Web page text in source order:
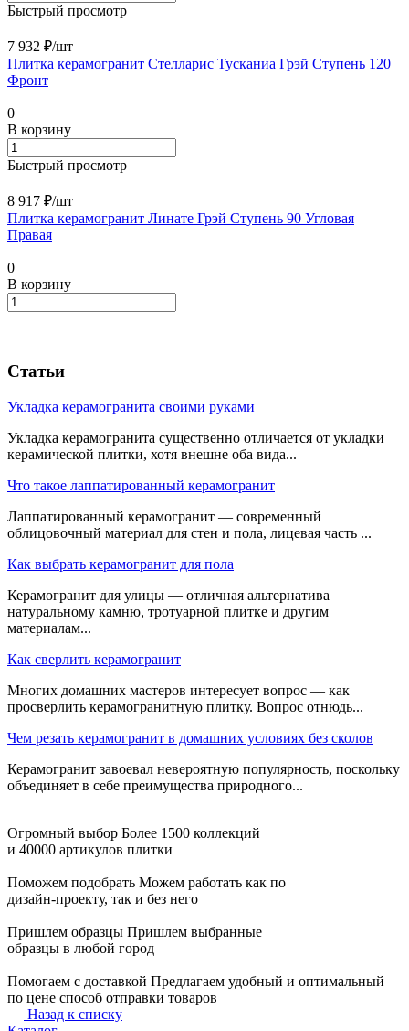
Быстрый просмотр
7 932 ₽/шт
Плитка керамогранит Стелларис Тусканиа Грэй Ступень 120
Фронт
0
В корзину
Быстрый просмотр
8 917 ₽/шт
Плитка керамогранит Линате Грэй Ступень 90 Угловая
Правая
0
В корзину
Статьи
Укладка керамогранита своими руками
Укладка керамогранита существенно отличается от укладки
керамической плитки, хотя внешне оба вида...
Что такое лаппатированный керамогранит
Лаппатированный керамогранит — современный
облицовочный материал для стен и пола, лицевая часть ...
Как выбрать керамогранит для пола
Керамогранит для улицы — отличная альтернатива
натуральному камню, тротуарной плитке и другим
материалам...
Как сверлить керамогранит
Многих домашних мастеров интересует вопрос — как
просверлить керамогранитную плитку. Вопрос отнюдь...
Чем резать керамогранит в домашних условиях без сколов
Керамогранит завоевал невероятную популярность, поскольку
объединяет в себе преимущества природного...
Огромный выбор Более 1500 коллекций
и 40000 артикулов плитки
Поможем подобрать Можем работать как по
дизайн-проекту, так и без него
Пришлем образцы Пришлем выбранные
образцы в любой город
Помогаем с доставкой Предлагаем удобный и оптимальный
по цене способ отправки товаров
Назад к списку